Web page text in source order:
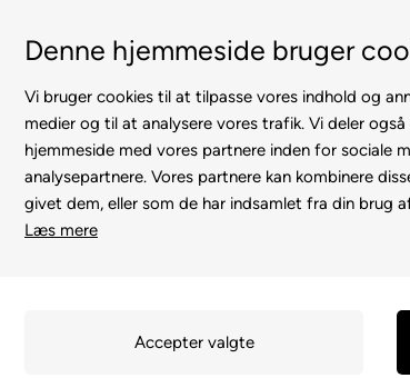
Denne hjemmeside bruger
Vi bruger cookies til at tilpasse vores indhold og
medier og til at analysere vores trafik. Vi deler
hjemmeside med vores partnere inden for sociale
analysepartnere. Vores partnere kan kombinere
givet dem, eller som de har indsamlet fra din brug
Læs mere
Seniorcykel Rollator Brugte